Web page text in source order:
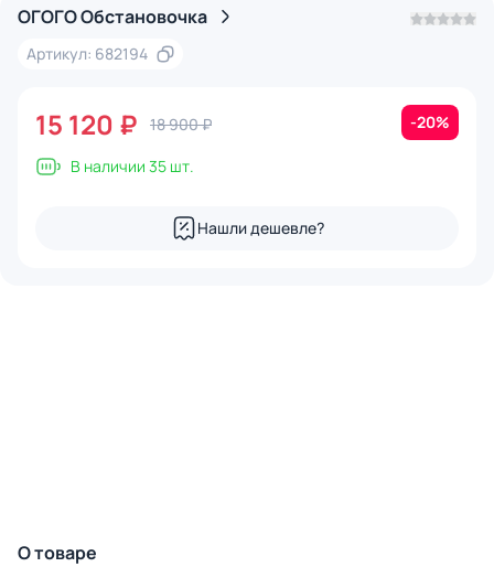
ОГОГО Обстановочка
Артикул: 682194
15 120 ₽ 18 900 ₽ -20%
В наличии 35 шт.
Нашли дешевле?
О товаре